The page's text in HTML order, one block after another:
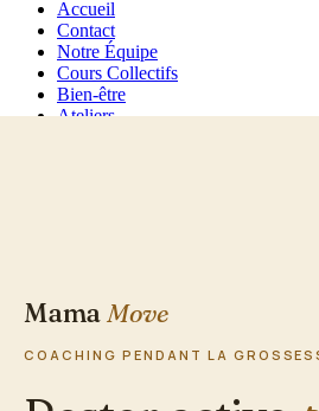
Accueil
Contact
Notre Équipe
Cours Collectifs
Bien-être
Ateliers
MamaMove
COACHING PENDANT LA